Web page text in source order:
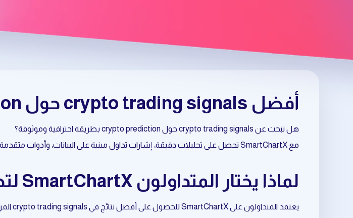
أفضل crypto trading signals حول crypto prediction
هل تبحث عن crypto trading signals حول crypto prediction بطريقة احترافية وموثوقة؟
مع SmartChartX تحصل على تحليلات دقيقة، إشارات تداول مبنية على البيانات، وأدوات متقدمة تساعدك على اتخاذ قرارات أفضل في السوق.
لماذا يختار المتداولون SmartChartX لتحليل crypto prediction؟
يعتمد المتداولون على SmartChartX للحصول على أفضل نتائج في crypto trading signals المرتبط بـ crypto prediction.